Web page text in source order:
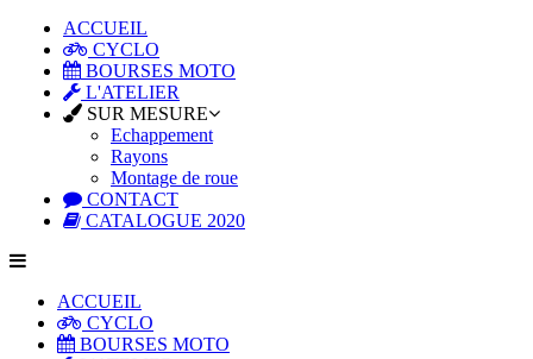
ACCUEIL
CYCLO
BOURSES MOTO
L'ATELIER
SUR MESURE
Echappement
Rayons
Montage de roue
CONTACT
CATALOGUE 2020
ACCUEIL
CYCLO
BOURSES MOTO